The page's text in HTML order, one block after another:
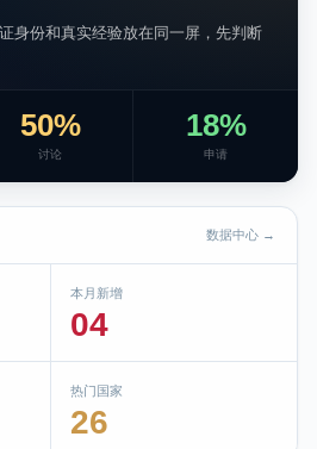
身份和真实经验放在同一屏，先判断
50%
讨论
18%
申请
数据中心 →
本月新增
04
热门国家
26